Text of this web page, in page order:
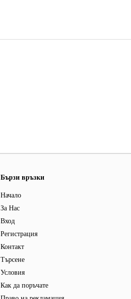
Бързи връзки
Начало
За Нас
Вход
Регистрация
Контакт
Търсене
Условия
Как да поръчате